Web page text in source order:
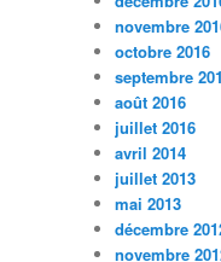
novembre
octobre 2016
septembre
août 2016
juillet 2016
avril 2014
juillet 2013
mai 2013
décembre
novembre